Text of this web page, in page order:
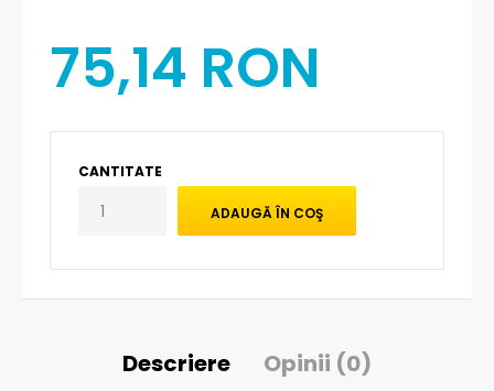
75,14 RON
CANTITATE
Descriere Opinii (0)